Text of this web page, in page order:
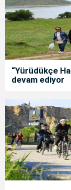
“Yürüdükçe
devam ediyor